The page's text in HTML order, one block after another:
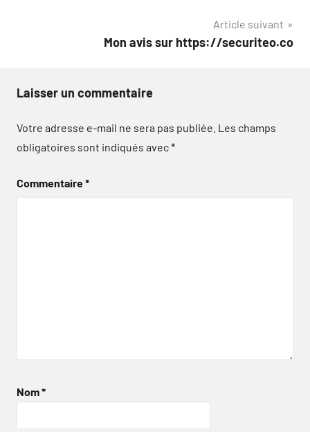
Article suivant
Mon avis sur https://securiteo.co
Laisser un commentaire
Votre adresse e-mail ne sera pas publiée. Les champs
obligatoires sont indiqués avec*
Commentaire*
Nom*